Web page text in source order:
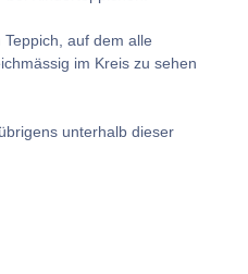
auf dem alle
im Kreis zu sehen
unterhalb dieser